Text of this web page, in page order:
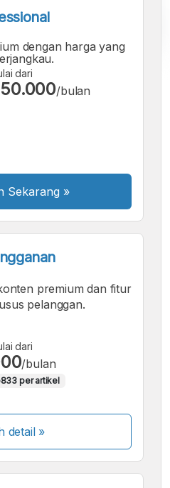
A A
Font
dengan harga yang
dari
/bulan
Sekarang »
premium dan fitur
pelanggan.
dari
/bulan
per artikel
detail »